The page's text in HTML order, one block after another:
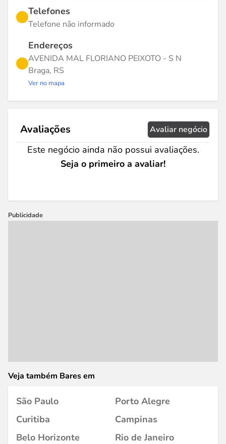
Telefones
Telefone não informado
Endereços
AVENIDA MAL FLORIANO PEIXOTO - S N
Braga, RS
Ver no mapa
Avaliações Avaliar negócio
Este negócio ainda não possui avaliações.
Seja o primeiro a avaliar!
Publicidade
Veja também Bares em
São Paulo
Porto Alegre
Curitiba
Campinas
Belo Horizonte
Rio de Janeiro